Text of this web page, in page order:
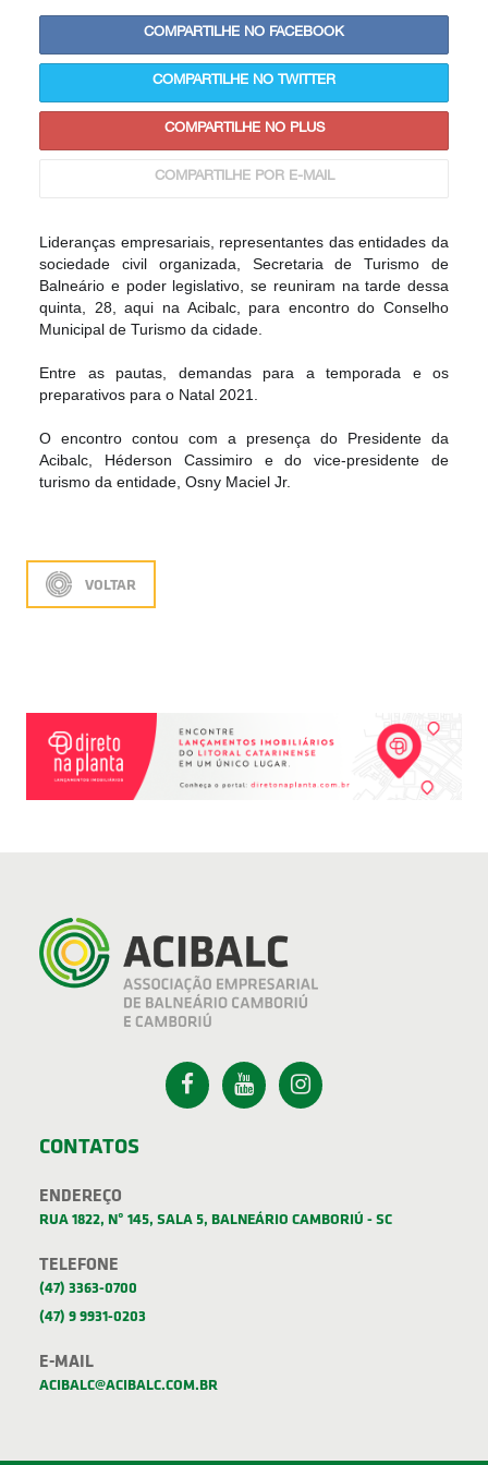
COMPARTILHE NO FACEBOOK
COMPARTILHE NO TWITTER
COMPARTILHE NO PLUS
COMPARTILHE POR E-MAIL
Lideranças empresariais, representantes das entidades da
sociedade civil organizada, Secretaria de Turismo de
Balneário e poder legislativo, se reuniram na tarde dessa
quinta, 28, aqui na Acibalc, para encontro do Conselho
Municipal de Turismo da cidade.
Entre as pautas, demandas para a temporada e os
preparativos para o Natal 2021.
O encontro contou com a presença do Presidente da
Acibalc, Héderson Cassimiro e do vice-presidente de
turismo da entidade, Osny Maciel Jr.
VOLTAR
CONTATOS
ENDEREÇO
RUA 1822, Nº 145, SALA 5, BALNEÁRIO CAMBORIÚ - SC
TELEFONE
(47) 3363-0700
(47) 9 9931-0203
E-MAIL
ACIBALC@ACIBALC.COM.BR